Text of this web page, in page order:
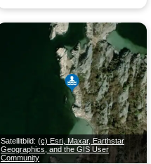
Satellitbild: (c) Esri, Maxar, Earthstar
Geographics, and the GIS User
Community